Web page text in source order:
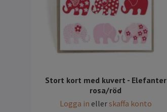
Stort kort med kuvert - Elefanter
rosa/röd
Logga in ellerskaffa konto